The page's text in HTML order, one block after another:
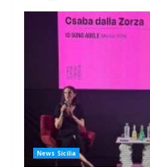
News Sicilia